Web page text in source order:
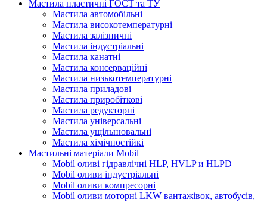
Мастила пластичні ГОСТ та ТУ
Мастила автомобільні
Мастила високотемпературні
Мастила залізничні
Мастила індустріальні
Мастила канатні
Мастила консерваційні
Мастила низькотемпературні
Мастила приладові
Мастила приробіткові
Мастила редукторні
Мастила універсальні
Мастила ущільнювальні
Мастила хімічностійкі
Мастильні матеріали Mobil
Mobil оливі гідравлічні HLP, HVLP и HLPD
Mobil оливи індустріальні
Mobil оливи компресорні
Mobil оливи моторні LKW вантажівок, автобусів,